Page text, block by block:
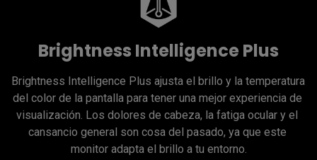
Brightness Intelligence Plus
Brightness Intelligence Plus ajusta el brillo y la temperatura
del color de la pantalla para tener una mejor experiencia de
visualización. Los dolores de cabeza, la fatiga ocular y el
cansancio general son cosa del pasado, ya que este
monitor adapta el brillo a tu entorno.